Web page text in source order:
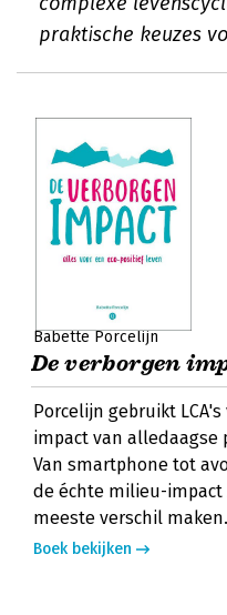
praktische keuzes
Babette Porcelijn
De verborgen
Porcelijn gebruikt
impact van alledaagse
Van smartphone tot
de échte milieu-
meeste verschil maken.
Boek bekijken